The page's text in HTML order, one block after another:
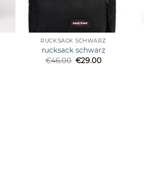
RUCKSACK SCHWARZ
rucksack schwarz
€46.00 €29.00